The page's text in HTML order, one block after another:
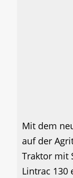
Mit dem
auf der
Traktor mit
Lintrac 130